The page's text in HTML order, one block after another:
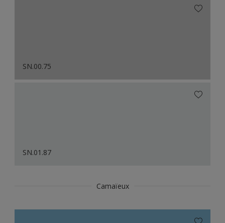
SN.00.75
SN.01.87
Camaïeux